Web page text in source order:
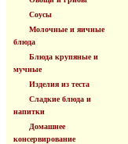
Соусы
Молочные и яичные
блюда
Блюда крупяные и
мучные
Изделия из теста
Сладкие блюда и
напитки
Домашнее
консервирование